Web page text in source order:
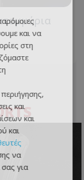
και να
στη
και
και
και
να
για